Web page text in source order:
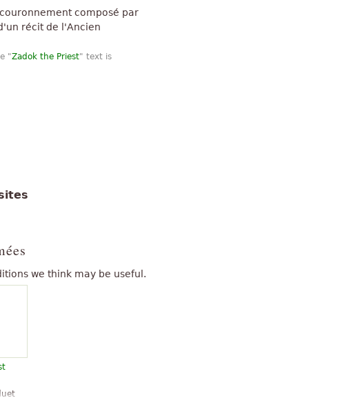
critiqué toute composé par
récit de l'Ancien
"Zadok the Priest" text is
we think may be useful.